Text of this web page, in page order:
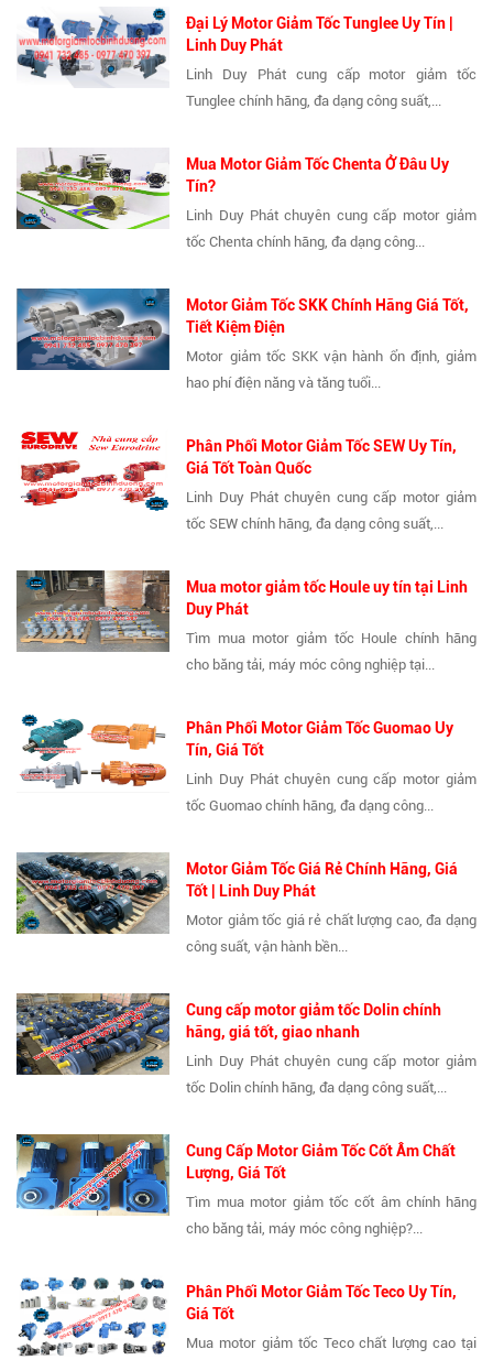
Đại Lý Motor Giảm Tốc Tunglee Uy Tín |
Linh Duy Phát
Linh Duy Phát cung cấp motor giảm tốc
Tunglee chính hãng, đa dạng công suất,...
Mua Motor Giảm Tốc Chenta Ở Đâu Uy
Tín?
Linh Duy Phát chuyên cung cấp motor giảm
tốc Chenta chính hãng, đa dạng công...
Motor Giảm Tốc SKK Chính Hãng Giá Tốt,
Tiết Kiệm Điện
Motor giảm tốc SKK vận hành ổn định, giảm
hao phí điện năng và tăng tuổi...
Phân Phối Motor Giảm Tốc SEW Uy Tín,
Giá Tốt Toàn Quốc
Linh Duy Phát chuyên cung cấp motor giảm
tốc SEW chính hãng, đa dạng công suất,...
Mua motor giảm tốc Houle uy tín tại Linh
Duy Phát
Tìm mua motor giảm tốc Houle chính hãng
cho băng tải, máy móc công nghiệp tại...
Phân Phối Motor Giảm Tốc Guomao Uy
Tín, Giá Tốt
Linh Duy Phát chuyên cung cấp motor giảm
tốc Guomao chính hãng, đa dạng công...
Motor Giảm Tốc Giá Rẻ Chính Hãng, Giá
Tốt | Linh Duy Phát
Motor giảm tốc giá rẻ chất lượng cao, đa dạng
công suất, vận hành bền...
Cung cấp motor giảm tốc Dolin chính
hãng, giá tốt, giao nhanh
Linh Duy Phát chuyên cung cấp motor giảm
tốc Dolin chính hãng, đa dạng công suất,...
Cung Cấp Motor Giảm Tốc Cốt Âm Chất
Lượng, Giá Tốt
Tìm mua motor giảm tốc cốt âm chính hãng
cho băng tải, máy móc công nghiệp?...
Phân Phối Motor Giảm Tốc Teco Uy Tín,
Giá Tốt
Mua motor giảm tốc Teco chất lượng cao tại